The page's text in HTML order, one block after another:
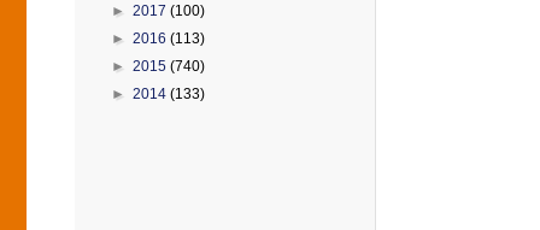
► 2017 (100)
► 2016 (113)
► 2015 (740)
► 2014 (133)